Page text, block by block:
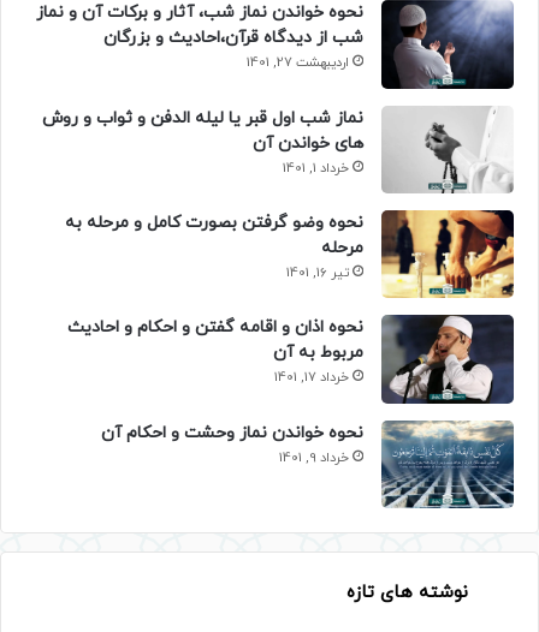
نحوه خواندن نماز شب، آثار و برکات آن و نماز
شب از دیدگاه قرآن،احادیث و بزرگان
اردیبهشت 27, 1401
نماز شب اول قبر یا لیله الدفن و ثواب و روش
های خواندن آن
خرداد 1, 1401
نحوه وضو گرفتن بصورت کامل و مرحله به
مرحله
تیر 16, 1401
نحوه اذان و اقامه گفتن و احکام و احادیث
مربوط به آن
خرداد 17, 1401
نحوه خواندن نماز وحشت و احکام آن
خرداد 9, 1401
نوشته های تازه